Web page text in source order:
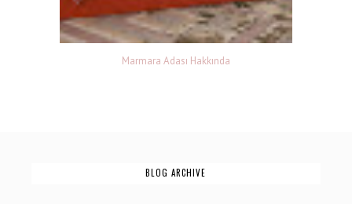
Marmara Adası Hakkında
BLOG ARCHIVE